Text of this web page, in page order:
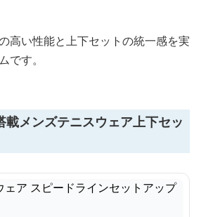
高い性能と上下セットの統一感を実
です。
載メンズテニスウェア上下セッ